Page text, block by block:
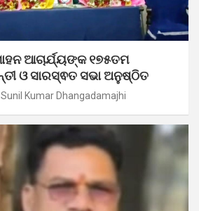
ଆଚାର୍ଯ୍ୟଙ୍କ ୧୭୫ତମ
ଓ ସାରସ୍ଵତ ସଭା ଅନୁଷ୍ଠିତ
Sunil Kumar Dhangadamajhi